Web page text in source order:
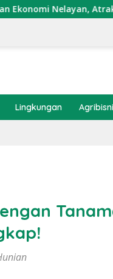
Atraktor Cumi
Lingkungan